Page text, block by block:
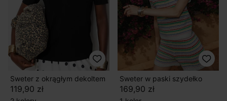
Sweter z okrągłym dekoltem
119,90 zł
Sweter w paski szydełko
169,90 zł